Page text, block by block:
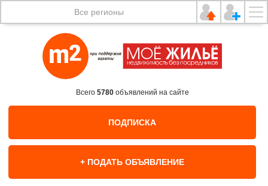
Все регионы
Всего 5780объявлений на сайте
ПОДПИСКА
+ ПОДАТЬ ОБЪЯВЛЕНИЕ